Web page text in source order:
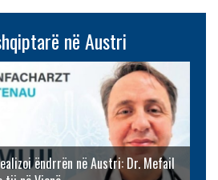
në Austri
ëndrrën në Austri: Dr. Mefail